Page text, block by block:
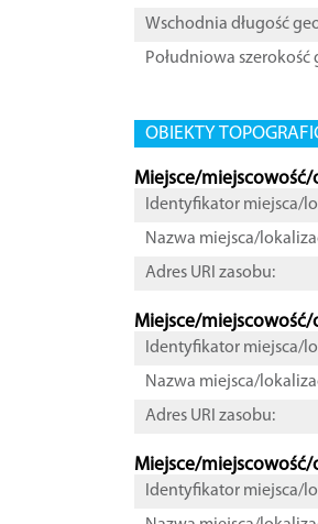
Wschodnia długość
Południowa szerokość
OBIEKTY
Miejsce/
Identyfikator miejsca/
Nazwa miejsca/
Adres URI zasobu:
Miejsce/
Identyfikator miejsca/
Nazwa miejsca/
Adres URI zasobu:
Miejsce/
Identyfikator miejsca/